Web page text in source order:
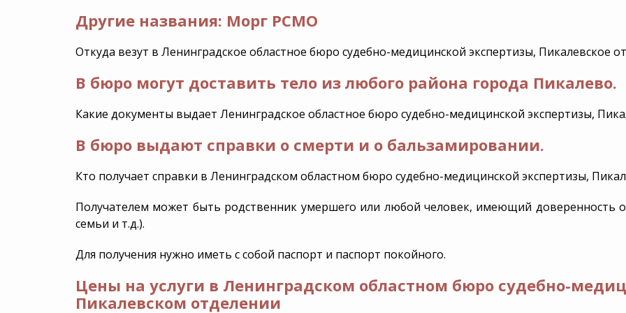
в Ленинградской области
Группа компаний
Аренда Катафалка Дезинфекция
Уборка и
захоронения
Другие названия: Морг РСМО
Откуда везут в Ленинградское областное бюро судебно-медицинской экспертизы, Пикалевское
В бюро могут доставить тело из любого района города Пикалево.
Какие документы выдает Ленинградское областное бюро судебно-медицинской экспертизы,
В бюро выдают справки о смерти и о бальзамировании.
Кто получает справки в Ленинградском областном бюро судебно-медицинской экспертизы,
Получателем может быть родственник умершего или любой человек, имеющий доверенность
семьи и т.д.).
Для получения нужно иметь с собой паспорт и паспорт покойного.
Цены на услуги в Ленинградском областном бюро судебно-
Пикалевском отделении